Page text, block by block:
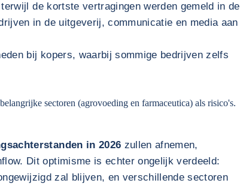
de kortste vertragingen werden gemeld in de
in de uitgeverij, communicatie en media aan
bij kopers, waarbij sommige bedrijven zelfs
sectoren (agrovoeding en farmaceutica) als risico's.
in 2026 zullen afnemen,
Dit optimisme is echter ongelijk verdeeld:
zal blijven, en verschillende sectoren